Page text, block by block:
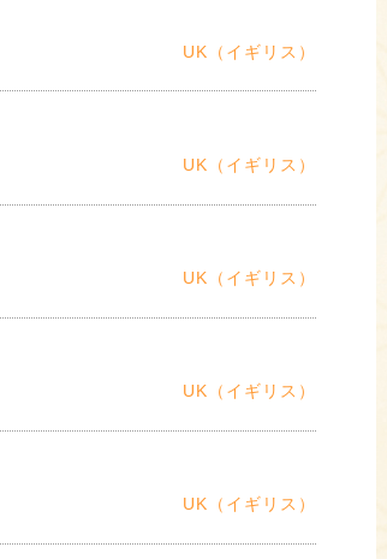
UK（イギリス）
UK（イギリス）
UK（イギリス）
UK（イギリス）
UK（イギリス）